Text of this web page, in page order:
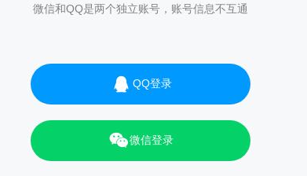
微信和QQ是两个独立账号，账号信息不互通
QQ登录
微信登录